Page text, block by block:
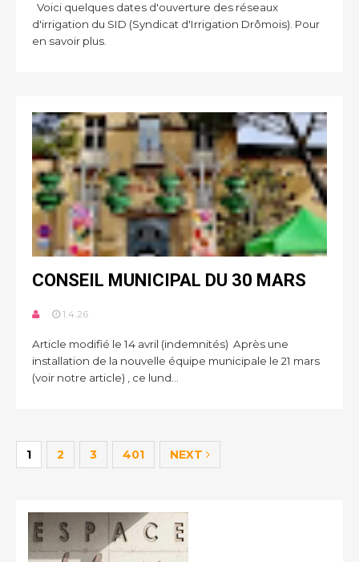
Voici quelques dates d'ouverture des réseaux
d'irrigation du SID (Syndicat d'Irrigation Drômois). Pour
en savoir plus.
CONSEIL MUNICIPAL DU 30 MARS
1.4.26
Article modifié le 14 avril (indemnités) Après une
installation de la nouvelle équipe municipale le 21 mars
(voir notre article) , ce lund...
1 2 3 401 NEXT